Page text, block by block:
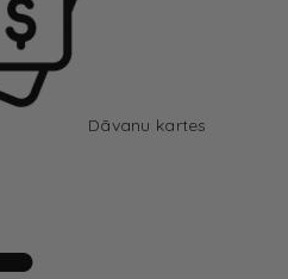
Dāvanu kartes